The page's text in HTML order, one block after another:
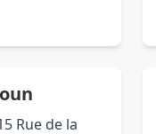
Rue de la